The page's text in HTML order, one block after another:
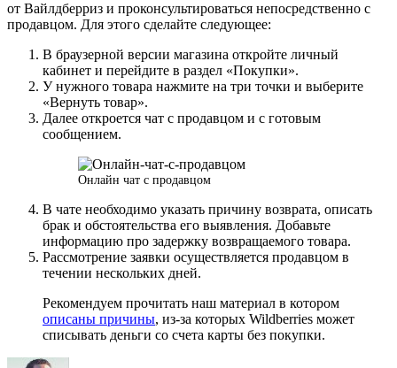
от Вайлдберриз и проконсультироваться непосредственно с
продавцом. Для этого сделайте следующее:
В браузерной версии магазина откройте личный
кабинет и перейдите в раздел «Покупки».
У нужного товара нажмите на три точки и выберите
«Вернуть товар».
Далее откроется чат с продавцом и с готовым
сообщением.
Онлайн чат с продавцом
В чате необходимо указать причину возврата, описать
брак и обстоятельства его выявления. Добавьте
информацию про задержку возвращаемого товара.
Рассмотрение заявки осуществляется продавцом в
течении нескольких дней.
Рекомендуем прочитать наш материал в котором
описаны причины, из-за которых Wildberries может
списывать деньги со счета карты без покупки.